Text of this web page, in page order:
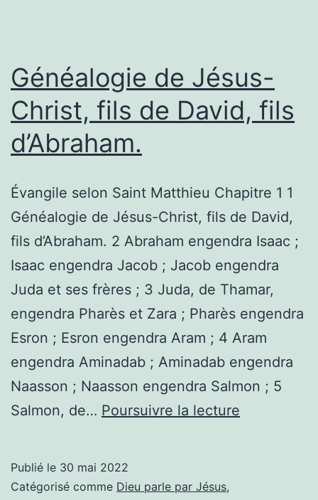
Généalogie de Jésus-
Christ, fils de David, fils
d’Abraham.
Évangile selon Saint Matthieu Chapitre 1 1
Généalogie de Jésus-Christ, fils de David,
fils d’Abraham. 2 Abraham engendra Isaac ;
Isaac engendra Jacob ; Jacob engendra
Juda et ses frères ; 3 Juda, de Thamar,
engendra Pharès et Zara ; Pharès engendra
Esron ; Esron engendra Aram ; 4 Aram
engendra Aminadab ; Aminadab engendra
Naasson ; Naasson engendra Salmon ; 5
Salmon, de… Poursuivre la lecture
Publié le 30 mai 2022
Catégorisé comme Dieu parle par Jésus,